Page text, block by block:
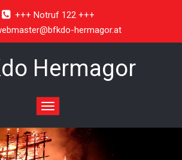
+++ Notruf 122 +++
hermagor.at
Hermagor
Toggle
navigation